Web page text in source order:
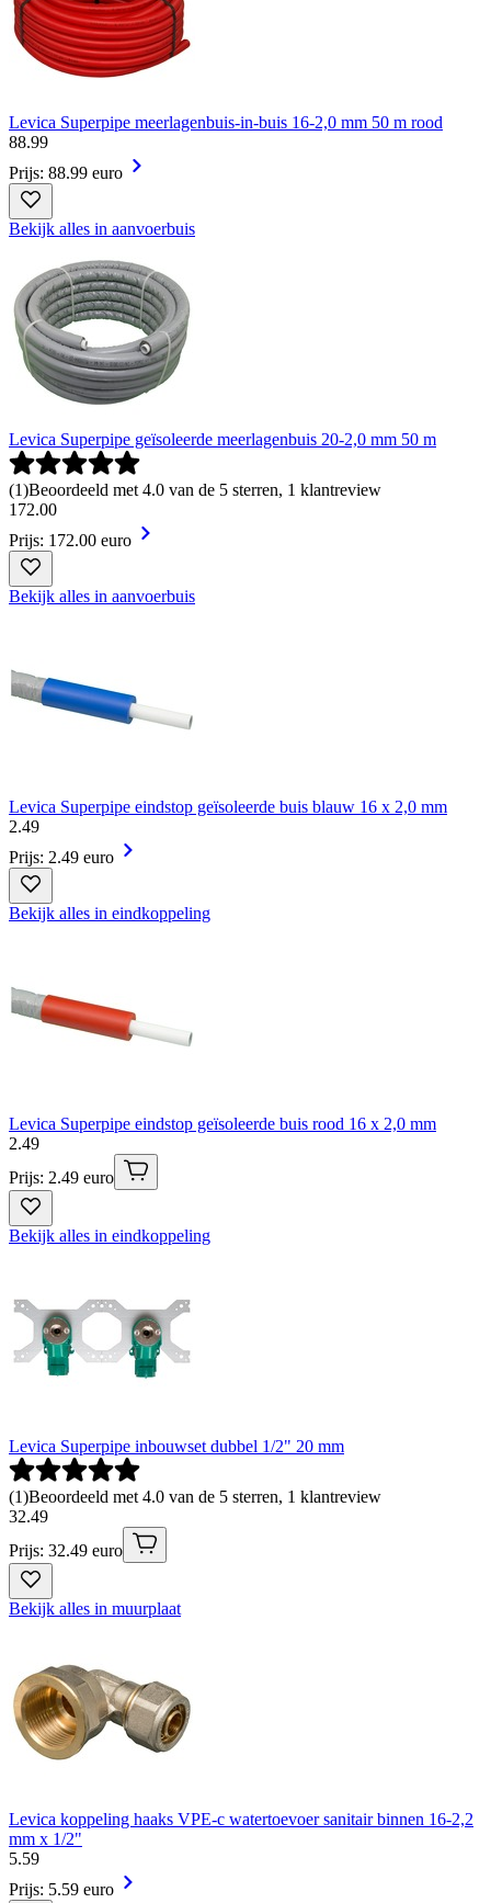
Levica Superpipe meerlagenbuis-in-buis 16-2,0 mm 50 m rood
88.99
Prijs: 88.99 euro
Bekijk alles in aanvoerbuis
Levica Superpipe geïsoleerde meerlagenbuis 20-2,0 mm 50 m
(1)Beoordeeld met 4.0 van de 5 sterren, 1 klantreview
172.00
Prijs: 172.00 euro
Bekijk alles in aanvoerbuis
Levica Superpipe eindstop geïsoleerde buis blauw 16 x 2,0 mm
2.49
Prijs: 2.49 euro
Bekijk alles in eindkoppeling
Levica Superpipe eindstop geïsoleerde buis rood 16 x 2,0 mm
2.49
Prijs: 2.49 euro
Bekijk alles in eindkoppeling
Levica Superpipe inbouwset dubbel 1/2" 20 mm
(1)Beoordeeld met 4.0 van de 5 sterren, 1 klantreview
32.49
Prijs: 32.49 euro
Bekijk alles in muurplaat
Levica koppeling haaks VPE-c watertoevoer sanitair binnen 16-2,2
mm x 1/2"
5.59
Prijs: 5.59 euro